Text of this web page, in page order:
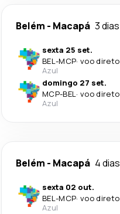
Belém - Macapá 3 dias
sexta 25 set.
BEL-MCP· voo direto
Azul
domingo 27 set.
MCP-BEL· voo direto
Azul
Belém - Macapá 4 dias
sexta 02 out.
BEL-MCP· voo direto
Azul